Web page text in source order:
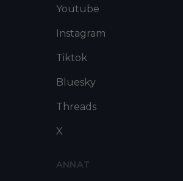
Youtube
Instagram
Tiktok
Bluesky
Threads
X
ANNAT